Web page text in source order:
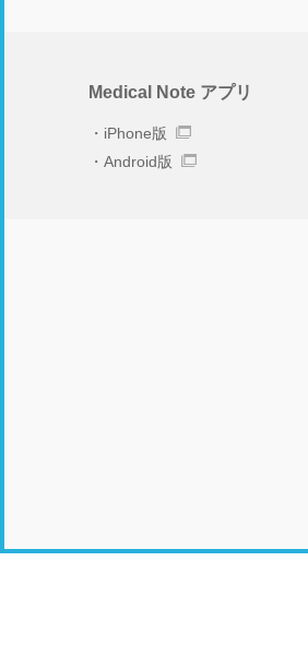
Medical Note アプリ
iPhone版
Android版